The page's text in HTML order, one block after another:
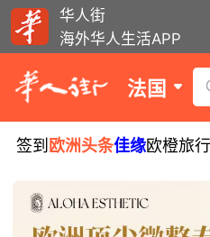
华人街
海外华人生活APP
法国
签到 欧洲头条佳缘欧橙旅行